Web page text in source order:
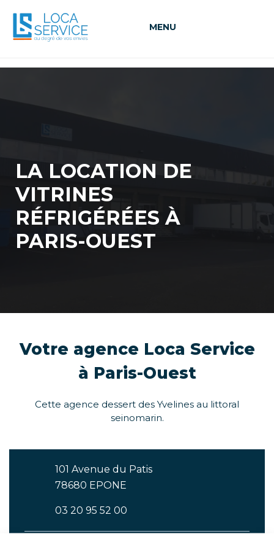
MENU
LA LOCATION DE
VITRINES
RÉFRIGÉRÉES À
PARIS-OUEST
Votre agence Loca Service
à Paris-Ouest
Cette agence dessert des Yvelines au littoral
seinomarin.
101 Avenue du Patis
78680 EPONE
03 20 95 52 00